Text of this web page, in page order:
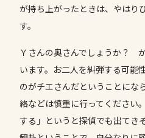
が持ち上がったときは、やはり
す。
Ｙさんの奥さんでしょうか？
います。お二人を糾弾する可能
のがチエさんだということにな
絡などは慎重に行ってください
する」というと探偵でも出てき